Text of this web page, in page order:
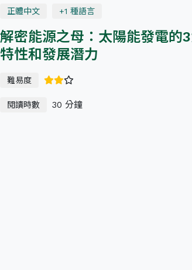
正體中文 +1 種語言
解密能源之母：太陽能發電的
特性和發展潛力
難易度
閱讀時數 30 分鐘